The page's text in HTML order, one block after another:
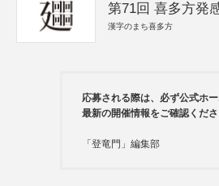
第71回 喜多方発
漢字のまち喜多方
応募される際は、必ず公式ホ
最新の開催情報をご確認くださ
「登竜門」編集部